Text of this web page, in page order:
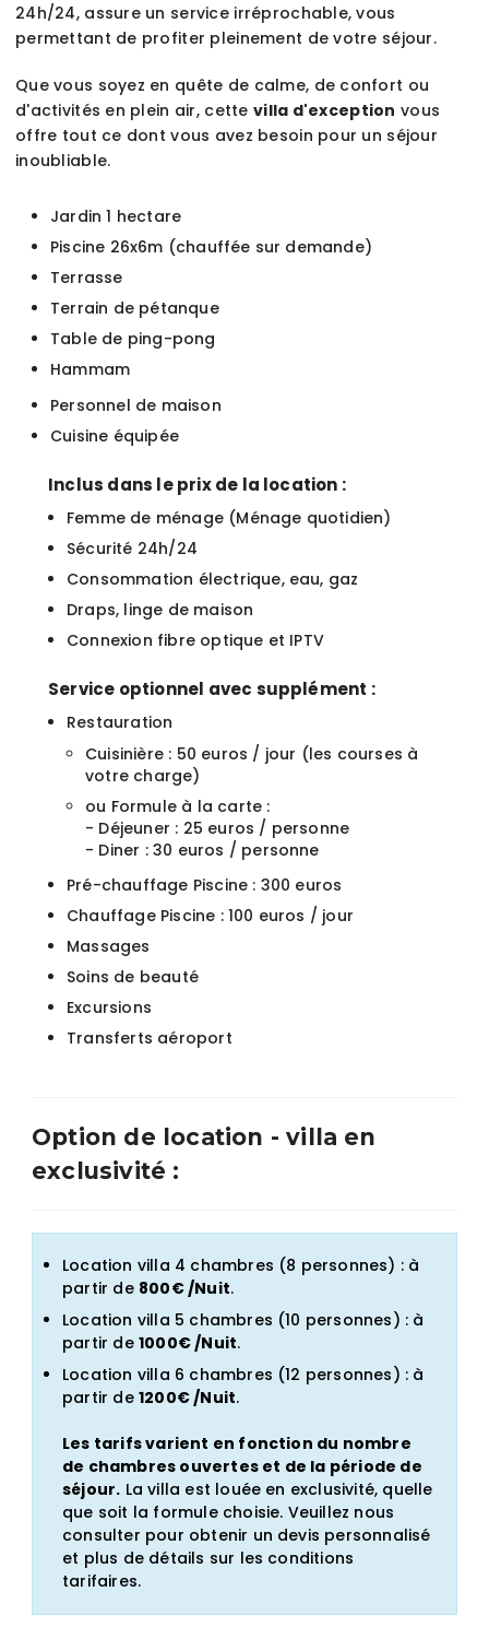
24h/24, assure un service irréprochable, vous
permettant de profiter pleinement de votre séjour.
Que vous soyez en quête de calme, de confort ou
d'activités en plein air, cette villa d'exception vous
offre tout ce dont vous avez besoin pour un séjour
inoubliable.
Jardin 1 hectare
Piscine 26x6m (chauffée sur demande)
Terrasse
Terrain de pétanque
Table de ping-pong
Hammam
Personnel de maison
Cuisine équipée
Inclus dans le prix de la location :
Femme de ménage (Ménage quotidien)
Sécurité 24h/24
Consommation électrique, eau, gaz
Draps, linge de maison
Connexion fibre optique et IPTV
Service optionnel avec supplément :
Restauration
Cuisinière : 50 euros / jour (les courses à
votre charge)
ou Formule à la carte :
- Déjeuner : 25 euros / personne
- Diner : 30 euros / personne
Pré-chauffage Piscine : 300 euros
Chauffage Piscine : 100 euros / jour
Massages
Soins de beauté
Excursions
Transferts aéroport
Option de location - villa en
exclusivité :
Location villa 4 chambres (8 personnes) : à
partir de 800€ /Nuit.
Location villa 5 chambres (10 personnes) : à
partir de 1000€ /Nuit.
Location villa 6 chambres (12 personnes) : à
partir de 1200€ /Nuit.
Les tarifs varient en fonction du nombre
de chambres ouvertes et de la période de
séjour. La villa est louée en exclusivité, quelle
que soit la formule choisie. Veuillez nous
consulter pour obtenir un devis personnalisé
et plus de détails sur les conditions
tarifaires.